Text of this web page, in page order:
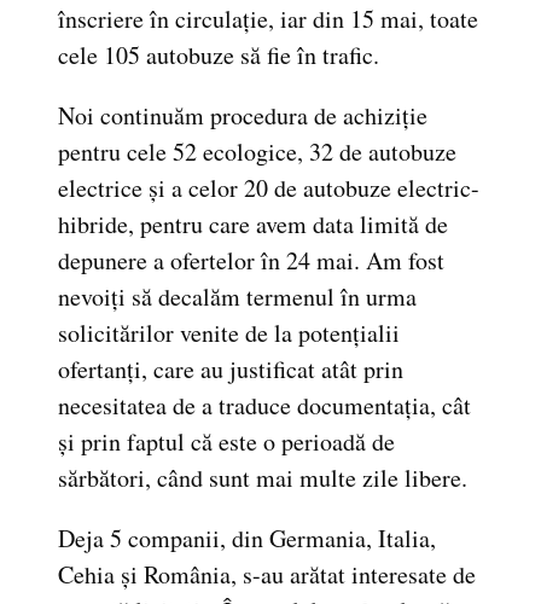
înscriere în circulație, iar din 15 mai, toate
cele 105 autobuze să fie în trafic.
Noi continuăm procedura de achiziție
pentru cele 52 ecologice, 32 de autobuze
electrice și a celor 20 de autobuze electric-
hibride, pentru care avem data limită de
depunere a ofertelor în 24 mai. Am fost
nevoiți să decalăm termenul în urma
solicitărilor venite de la potențialii
ofertanți, care au justificat atât prin
necesitatea de a traduce documentația, cât
și prin faptul că este o perioadă de
sărbători, când sunt mai multe zile libere.
Deja 5 companii, din Germania, Italia,
Cehia și România, s-au arătat interesate de